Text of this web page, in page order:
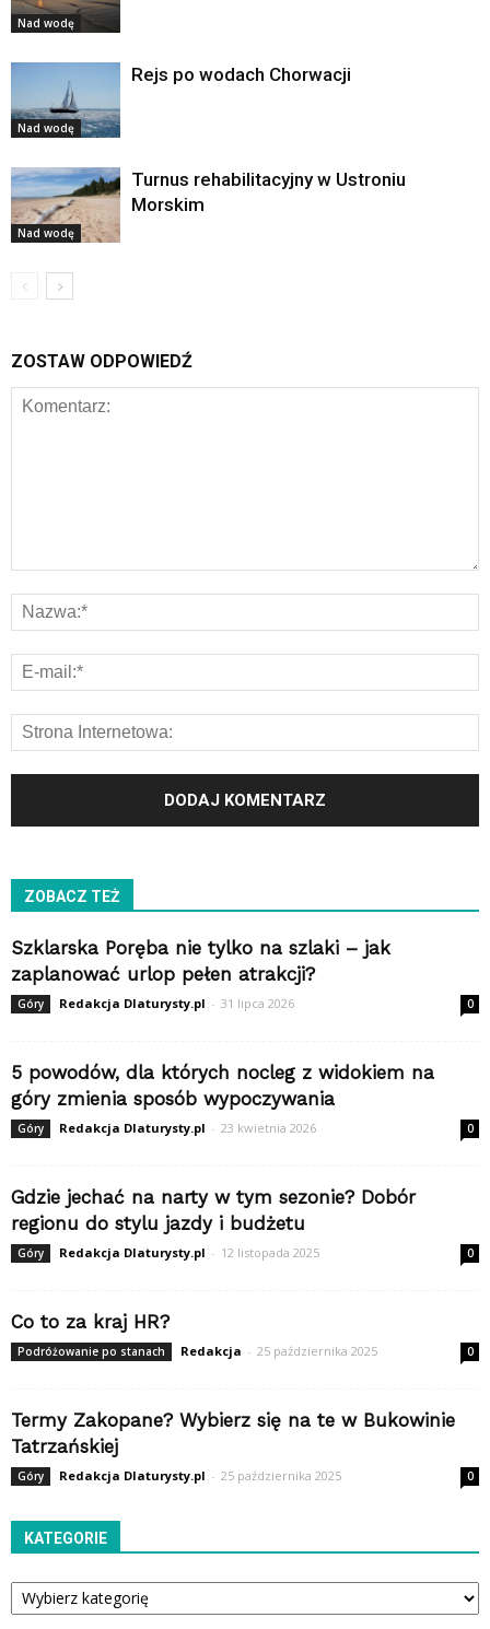
Nad wodę
Nad wodę
Rejs po wodach Chorwacji
Nad wodę
Turnus rehabilitacyjny w Ustroniu
Morskim
ZOSTAW ODPOWIEDŹ
ZOBACZ TEŻ
Szklarska Poręba nie tylko na szlaki – jak
zaplanować urlop pełen atrakcji?
Góry Redakcja Dlaturysty.pl - 31 lipca 2026 0
5 powodów, dla których nocleg z widokiem na
góry zmienia sposób wypoczywania
Góry Redakcja Dlaturysty.pl - 23 kwietnia 2026 0
Gdzie jechać na narty w tym sezonie? Dobór
regionu do stylu jazdy i budżetu
Góry Redakcja Dlaturysty.pl - 12 listopada 2025 0
Co to za kraj HR?
Podróżowanie po stanach Redakcja - 25 października 2025 0
Termy Zakopane? Wybierz się na te w Bukowinie
Tatrzańskiej
Góry Redakcja Dlaturysty.pl - 25 października 2025 0
KATEGORIE
Kategorie